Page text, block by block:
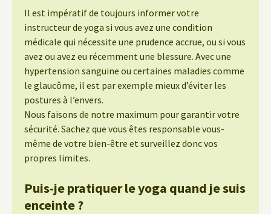
Il est impératif de toujours informer votre
instructeur de yoga si vous avez une condition
médicale qui nécessite une prudence accrue, ou si vous
avez ou avez eu récemment une blessure. Avec une
hypertension sanguine ou certaines maladies comme
le glaucôme, il est par exemple mieux d’éviter les
postures à l’envers.
Nous faisons de notre maximum pour garantir votre
sécurité. Sachez que vous êtes responsable vous-
même de votre bien-être et surveillez donc vos
propres limites.
Puis-je pratiquer le yoga quand je suis
enceinte ?